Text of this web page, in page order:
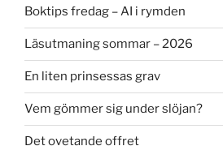
Boktips fredag – AI i rymden
Läsutmaning sommar – 2026
En liten prinsessas grav
Vem gömmer sig under slöjan?
Det ovetande offret